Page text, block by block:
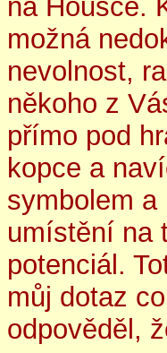
na Housce.
možná
nevolnost,
někoho z
přímo pod
kopce a
symbolem
umístění na
potenciál.
můj dotaz
odpověděl,